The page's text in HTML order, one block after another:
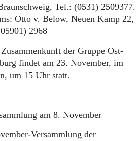
Tel.: (0531) 2509377.
Otto v. Below, Neuen Kamp 22,
2968
der Gruppe Ost-
findet am 23. November, im
um 15 Uhr statt.
am 8. November
Versammlung der